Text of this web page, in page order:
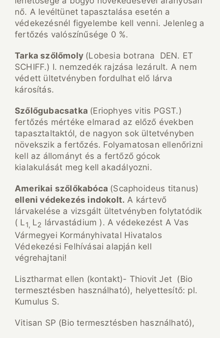
nő. A levéltünet tapasztalása esetén a
védekezésnél figyelembe kell venni. Jelenleg a
fertőzés valószínűsége 0 %.
Tarka szőlőmoly (Lobesia botrana DEN. ET
SCHIFF.) I. nemzedék rajzása lezárult. A nem
védett ültetvényben fordulhat elő lárva
károsítás.
Szőlőgubacsatka (Eriophyes vitis PGST.)
fertőzés mértéke elmarad az előző években
tapasztaltaktól, de nagyon sok ültetvényben
növekszik a fertőzés. Folyamatosan ellenőrizni
kell az állományt és a fertőző gócok
kialakulását meg kell akadályozni.
Amerikai szőlőkabóca (Scaphoideus titanus)
elleni védekezés indokolt. A kártevő
lárvakelése a vizsgált ültetvényben folytatódik
( L1, L2 lárvastádium ). A védekezést A Vas
Vármegyei Kormányhivatal Hivatalos
Védekezési Felhívásai alapján kell
végrehajtani!
Lisztharmat ellen (kontakt)- Thiovit Jet (Bio
termesztésben használható), helyettesítő: pl.
Kumulus S.
Vitisan SP (Bio termesztésben használható),